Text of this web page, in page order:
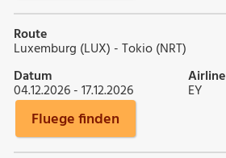
Route
Luxemburg (LUX) - Tokio (NRT)
Datum
04.12.2026 - 17.12.2026
Airline
EY
Fluege finden